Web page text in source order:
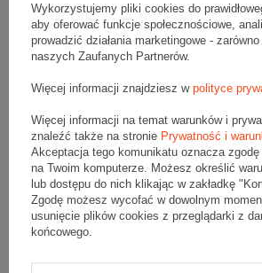
• zewnętrzne:1000x200x350 mm
• wewnętrzne:
987x187x324 mm
• pojemność:59 l
Materiał :
• fala:BC
• kolor:Szary
Dodatkowe:
• waga jednostkowa (+/-5%):709 g
• typ fefco:F0201
Wykorzystujemy pliki cookies do
aby oferować funkcje społecznościowe,
prowadzić działania marketingowe -
naszych Zaufanych Partnerów.
Więcej informacji znajdziesz w polityce
Więcej informacji na temat warunków i
znaleźć także na stronie Prywatność i
Akceptacja tego komunikatu oznacza
na Twoim komputerze. Możesz określić
lub dostępu do nich klikając w zakładkę
Zgodę możesz wycofać w dowolnym
usunięcie plików cookies z przeglądarki z
końcowego.